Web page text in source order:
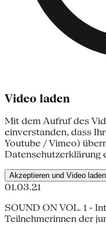
Video laden
Mit dem Aufruf des
einverstanden, dass
Youtube / Vimeo)
Datenschutzerklärung
Akzeptieren und Video laden
01.03.21
SOUND ON VOL. 1 -
Teilnehmerinnen der